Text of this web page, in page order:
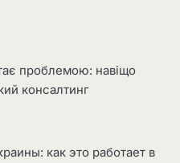
проблемою: навіщо
консалтинг
как это работает в